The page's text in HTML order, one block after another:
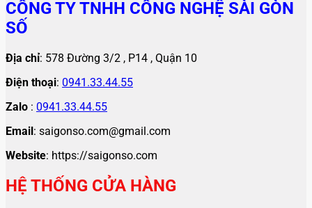
CÔNG TY TNHH CÔNG NGHỆ SÀI GÒN
SỐ
Địa chỉ: 578 Đường 3/2 , P14 , Quận 10
Điện thoại: 0941.33.44.55
Zalo : 0941.33.44.55
Email: saigonso.com@gmail.com
Website: https://saigonso.com
HỆ THỐNG CỬA HÀNG